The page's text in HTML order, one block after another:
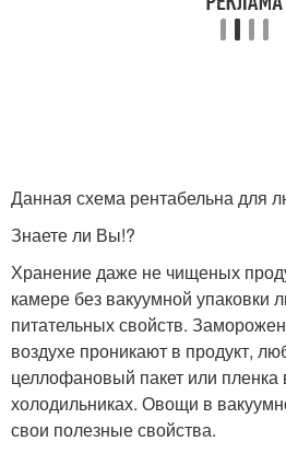
Данная схема рентабельна для
Знаете ли Вы!?
Хранение даже не чищеных
камере без вакуумной упаковки
питательных свойств.
воздухе проникают в продукт,
целлофановый пакет или
холодильниках. Овощи в
свои полезные свойства.